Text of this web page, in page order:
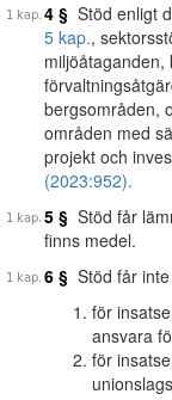
4 § Stöd enligt
5 kap.,
bergsområden,
områden med
projekt och
(2023:952).
5 § Stöd får
finns medel.
6 § Stöd får
för
ansvara
för